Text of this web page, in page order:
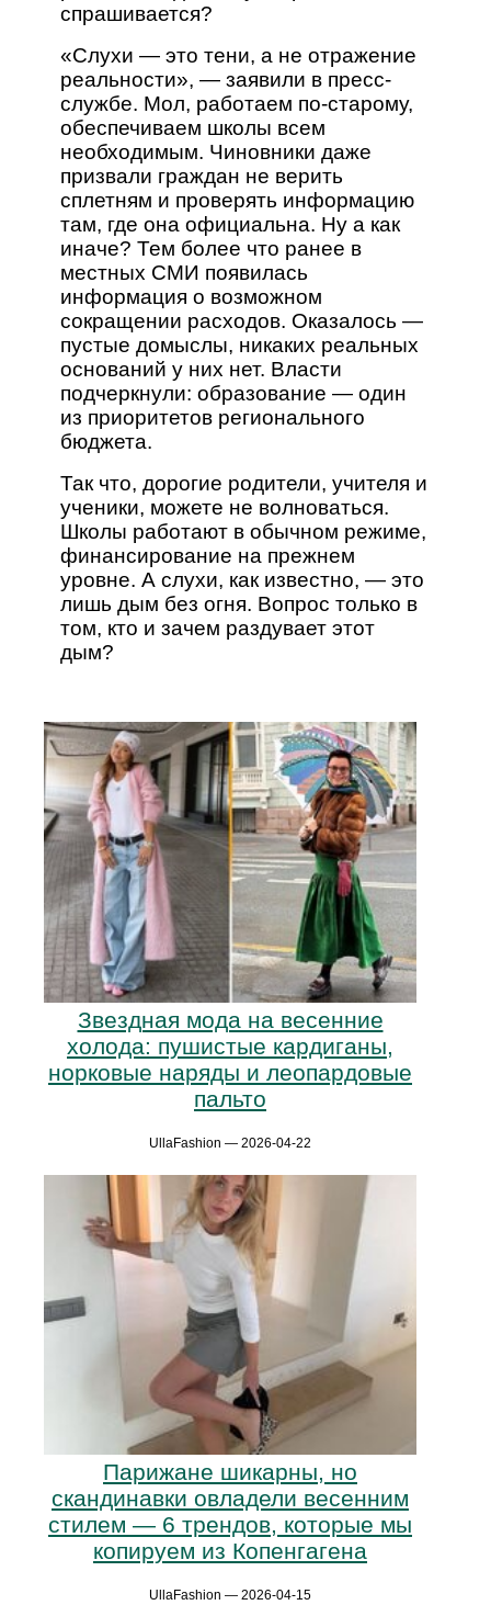
спрашивается?
«Слухи — это тени, а не отражение
реальности», — заявили в пресс-
службе. Мол, работаем по-старому,
обеспечиваем школы всем
необходимым. Чиновники даже
призвали граждан не верить
сплетням и проверять информацию
там, где она официальна. Ну а как
иначе? Тем более что ранее в
местных СМИ появилась
информация о возможном
сокращении расходов. Оказалось —
пустые домыслы, никаких реальных
оснований у них нет. Власти
подчеркнули: образование — один
из приоритетов регионального
бюджета.
Так что, дорогие родители, учителя и
ученики, можете не волноваться.
Школы работают в обычном режиме,
финансирование на прежнем
уровне. А слухи, как известно, — это
лишь дым без огня. Вопрос только в
том, кто и зачем раздувает этот
дым?
Звездная мода на весенние
холода: пушистые кардиганы,
норковые наряды и леопардовые
пальто
UllaFashion — 2026-04-22
Парижане шикарны, но
скандинавки овладели весенним
стилем — 6 трендов, которые мы
копируем из Копенгагена
UllaFashion — 2026-04-15